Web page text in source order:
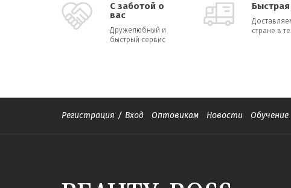
С заботой о
вас
Дружелюбный и
быстрый сервис
стране в
Регистрация / Вход Оптовикам Новости Обучение